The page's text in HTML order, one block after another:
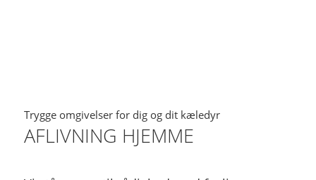
Trygge omgivelser for dig og dit kæledyr
AFLIVNING HJEMME